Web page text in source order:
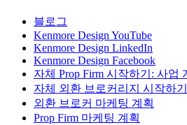
블로그
Kenmore Design YouTube
Kenmore Design LinkedIn
Kenmore Design Facebook
자체 Prop Firm 시작하기: 사업
자체 외환 브로커리지 시작하
외환 브로커 마케팅 계획
Prop Firm 마케팅 계획